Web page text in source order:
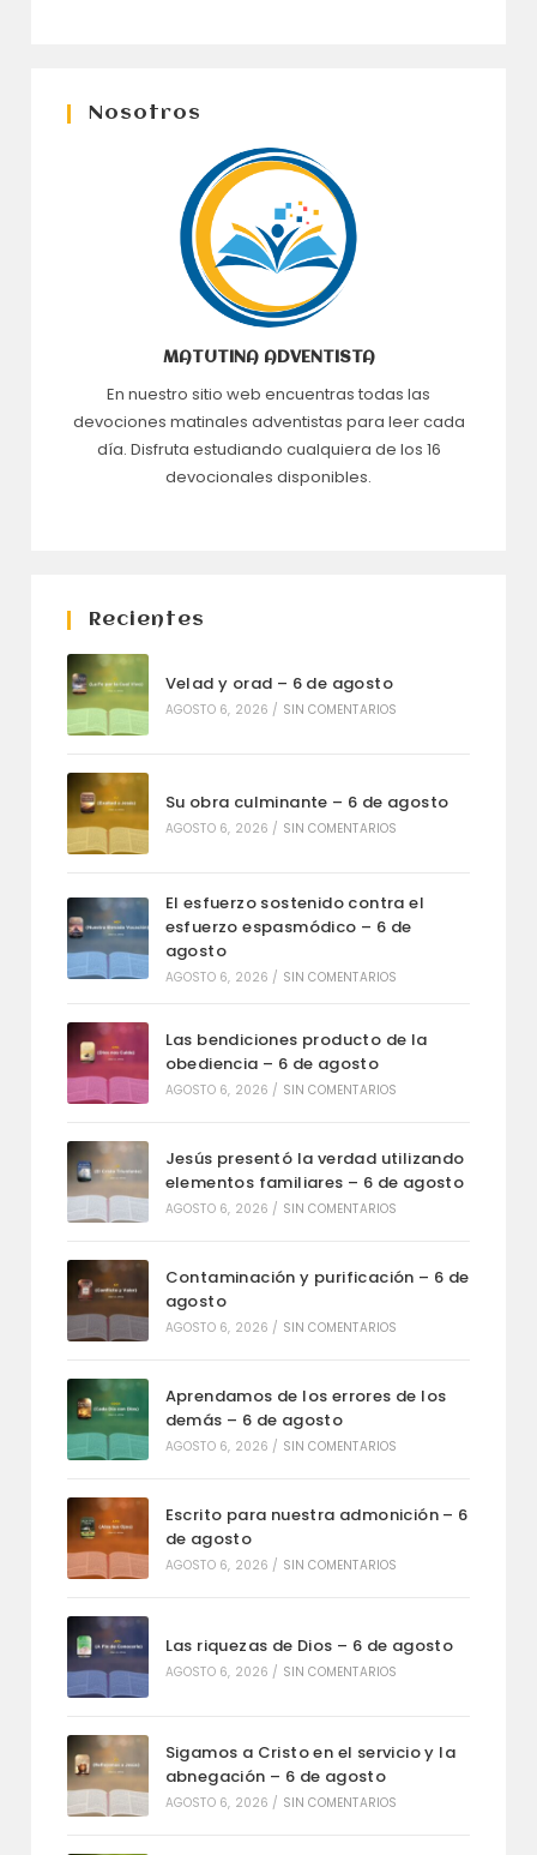
Nosotros
MATUTINA ADVENTISTA
En nuestro sitio web encuentras todas las
devociones matinales adventistas para leer cada
día. Disfruta estudiando cualquiera de los 16
devocionales disponibles.
Recientes
Velad y orad – 6 de agosto
AGOSTO 6, 2026 / SIN COMENTARIOS
Su obra culminante – 6 de agosto
AGOSTO 6, 2026 / SIN COMENTARIOS
El esfuerzo sostenido contra el
esfuerzo espasmódico – 6 de
agosto
AGOSTO 6, 2026 / SIN COMENTARIOS
Las bendiciones producto de la
obediencia – 6 de agosto
AGOSTO 6, 2026 / SIN COMENTARIOS
Jesús presentó la verdad utilizando
elementos familiares – 6 de agosto
AGOSTO 6, 2026 / SIN COMENTARIOS
Contaminación y purificación – 6 de
agosto
AGOSTO 6, 2026 / SIN COMENTARIOS
Aprendamos de los errores de los
demás – 6 de agosto
AGOSTO 6, 2026 / SIN COMENTARIOS
Escrito para nuestra admonición – 6
de agosto
AGOSTO 6, 2026 / SIN COMENTARIOS
Las riquezas de Dios – 6 de agosto
AGOSTO 6, 2026 / SIN COMENTARIOS
Sigamos a Cristo en el servicio y la
abnegación – 6 de agosto
AGOSTO 6, 2026 / SIN COMENTARIOS